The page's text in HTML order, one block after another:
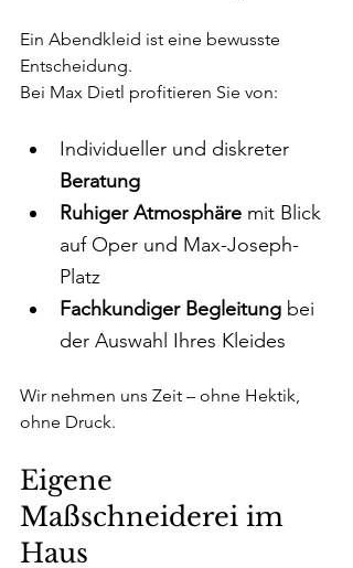
Ein Abendkleid ist eine bewusste
Entscheidung.
Bei Max Dietl profitieren Sie von:
Individueller und diskreter
Beratung
Ruhiger Atmosphäre mit Blick
auf Oper und Max-Joseph-
Platz
Fachkundiger Begleitung bei
der Auswahl Ihres Kleides
Wir nehmen uns Zeit – ohne Hektik,
ohne Druck.
Eigene
Maßschneiderei im
Haus